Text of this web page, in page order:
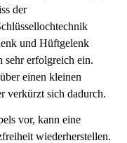
der
und Hüftgelenk
sehr erfolgreich ein.
einen kleinen
verkürzt sich dadurch.
vor, kann eine
wiederherstellen.